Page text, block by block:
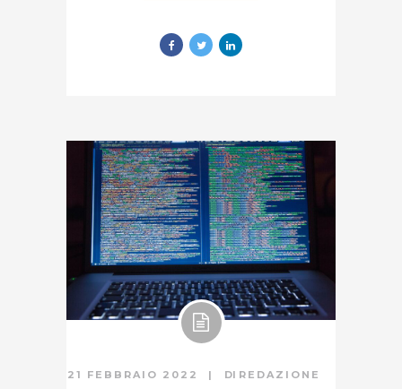
21 FEBBRAIO 2022 DI REDAZIONE